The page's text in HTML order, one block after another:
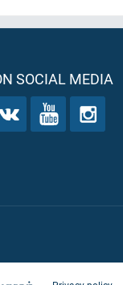
SOCIAL MEDIA